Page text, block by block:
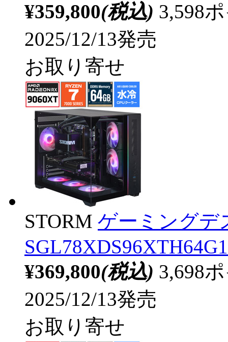
¥359,800(税込) 3,598
2025/12/13発売
お取り寄せ
STORM ゲーミングデ
¥369,800(税込) 3,698
2025/12/13発売
お取り寄せ